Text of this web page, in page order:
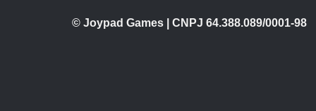
© Joypad Games | CNPJ 64.388.089/0001-98